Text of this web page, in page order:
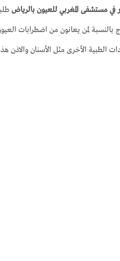
في مستشفى المغربي للعيون بالرياض
بالنسبة لمن يعانون من اضطرابات
الطبية الأخرى مثل الأسنان والاذن